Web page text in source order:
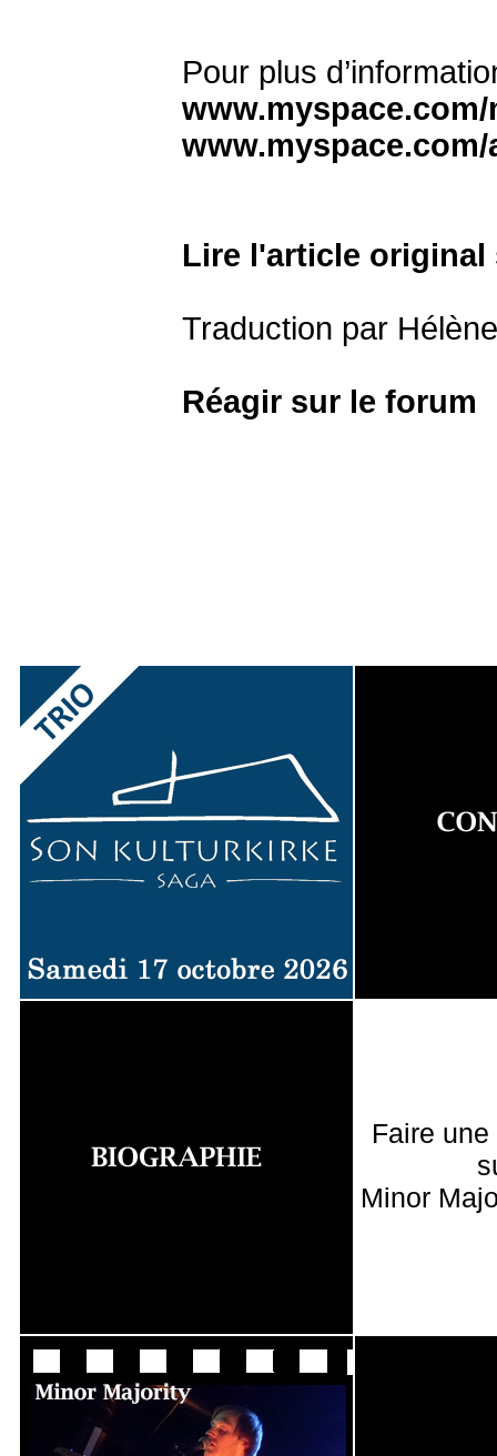
Pour plus
Lire l'article original
Traduction par
Réagir sur le forum
Faire
Minor